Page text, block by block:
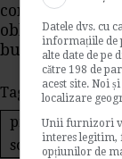
conditionata
obligatiilor
bunurile pe
Tags:
ministerul
proiect pentru
sociala
Datele dvs. cu
informațiile de
alte date de pe
către 198 de
acest site. Noi
localizare
Unii furnizori
interes legitim,
opțiunilor de